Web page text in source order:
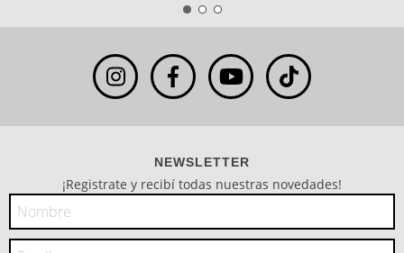
NEWSLETTER
¡Registrate y recibí todas nuestras novedades!